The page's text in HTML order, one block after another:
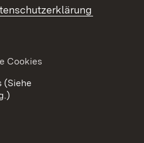
Cookies
(Siehe